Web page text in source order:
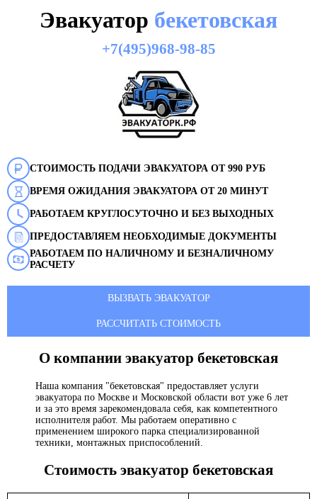
Эвакуатор бекетовская
+7(495)968-98-85
СТОИМОСТЬ ПОДАЧИ ЭВАКУАТОРА ОТ 990 РУБ
ВРЕМЯ ОЖИДАНИЯ ЭВАКУАТОРА ОТ 20 МИНУТ
РАБОТАЕМ КРУГЛОСУТОЧНО И БЕЗ ВЫХОДНЫХ
ПРЕДОСТАВЛЯЕМ НЕОБХОДИМЫЕ ДОКУМЕНТЫ
РАБОТАЕМ ПО НАЛИЧНОМУ И БЕЗНАЛИЧНОМУ
РАСЧЕТУ
ВЫЗВАТЬ ЭВАКУАТОР
РАССЧИТАТЬ СТОИМОСТЬ
О компании эвакуатор бекетовская
Наша компания "бекетовская" предоставляет услуги
эвакуатора по Москве и Московской области вот уже 6 лет
и за это время зарекомендовала себя, как компетентного
исполнителя работ. Мы работаем оперативно с
применением широкого парка специализированной
техники, монтажных приспособлений.
Стоимость эвакуатор бекетовская